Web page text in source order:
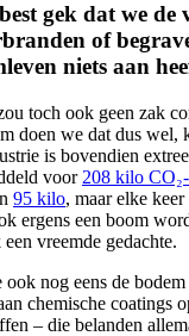
gek dat we de
of
niets aan
toch ook geen zak
doen we dat dus wel,
is bovendien
voor 208 kilo
95 kilo, maar elke
ergens een boom
vreemde gedachte.
nog eens de
chemische coatings
– die belanden